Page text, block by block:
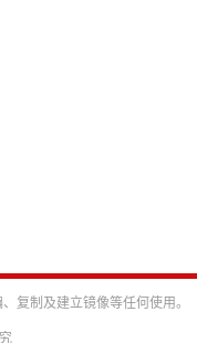
复制及建立镜像等任何使用。